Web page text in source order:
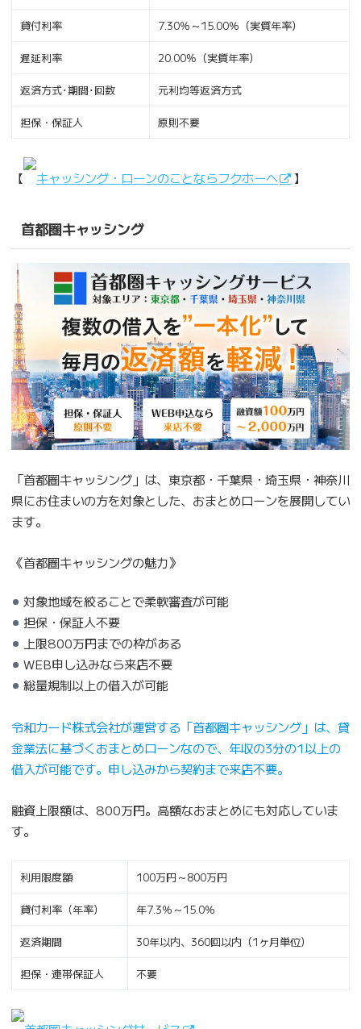
貸付利率 7.30％～15.00％（実質年率）
遅延利率 20.00%（実質年率）
返済方式･期間･回数 元利均等返済方式
担保・保証人 原則不要
【 キャッシング・ローンのことならフクホーへ 】
首都圏キャッシング
「首都圏キャッシング」は、東京都・千葉県・埼玉県・神奈川
県にお住まいの方を対象とした、おまとめローンを展開してい
ます。
《首都圏キャッシングの魅力》
対象地域を絞ることで柔軟審査が可能
担保・保証人不要
上限800万円までの枠がある
WEB申し込みなら来店不要
総量規制以上の借入が可能
令和カード株式会社が運営する「首都圏キャッシング」は、貸
金業法に基づくおまとめローンなので、年収の3分の1以上の
借入が可能です。申し込みから契約まで来店不要。
融資上限額は、800万円。高額なおまとめにも対応していま
す。
利用限度額 100万円～800万円
貸付利率（年率） 年7.3％～15.0％
返済期間 30年以内、360回以内（1ヶ月単位）
担保・連帯保証人 不要